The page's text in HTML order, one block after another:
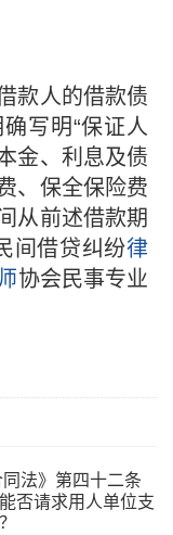
人的借款债
写明“保证人
金、利息及债
、保全保险费
从前述借款期
间借贷纠纷律
协会⺠事专业
法》第四十二条
否请求用人单位支